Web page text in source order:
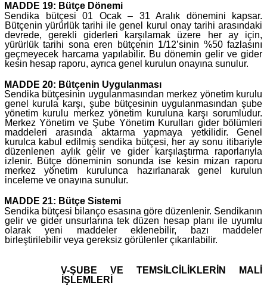
MADDE 19: Bütçe Dönemi
Sendika bütçesi 01 Ocak – 31 Aralık dönemini kapsar.
Bütçenin yürürlük tarihi ile genel kurul onay tarihi arasındaki
devrede, gerekli giderleri karşılamak üzere her ay için,
yürürlük tarihi sona eren bütçenin 1/12’sinin %50 fazlasını
geçmeyecek harcama yapılabilir. Bu dönemin gelir ve gider
kesin hesap raporu, ayrıca genel kurulun onayına sunulur.
MADDE 20: Bütçenin Uygulanması
Sendika bütçesinin uygulanmasından merkez yönetim kurulu
genel kurula karşı, şube bütçesinin uygulanmasından şube
yönetim kurulu merkez yönetim kuruluna karşı sorumludur.
Merkez Yönetim ve Şube Yönetim Kurulları gider bölümleri
maddeleri arasında aktarma yapmaya yetkilidir. Genel
kurulca kabul edilmiş sendika bütçesi, her ay sonu itibariyle
düzenlenen aylık gelir ve gider karşılaştırma raporlarıyla
izlenir. Bütçe döneminin sonunda ise kesin mizan raporu
merkez yönetim kurulunca hazırlanarak genel kurulun
inceleme ve onayına sunulur.
MADDE 21: Bütçe Sistemi
Sendika bütçesi bilanço esasına göre düzenlenir. Sendikanın
gelir ve gider unsurlarına tek düzen hesap planı ile uyumlu
olarak yeni maddeler eklenebilir, bazı maddeler
birleştirilebilir veya gereksiz görülenler çıkarılabilir.
V-ŞUBE VE TEMSİLCİLİKLERİN MALİ
İŞLEMLERİ